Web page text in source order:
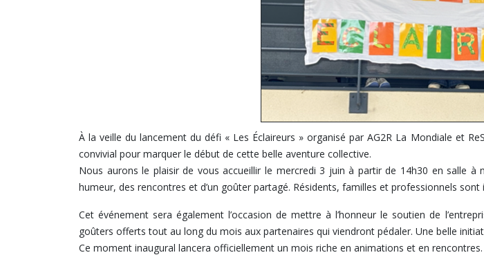
À la veille du lancement du défi « Les Éclaireurs » organisé par AG2R La Mondiale et
convivial pour marquer le début de cette belle aventure collective.
Nous aurons le plaisir de vous accueillir le mercredi 3 juin à partir de 14h30 en salle
humeur, des rencontres et d’un goûter partagé. Résidents, familles et professionnels
Cet événement sera également l’occasion de mettre à l’honneur le soutien de
goûters offerts tout au long du mois aux partenaires qui viendront pédaler. Une belle
Ce moment inaugural lancera officiellement un mois riche en animations et en